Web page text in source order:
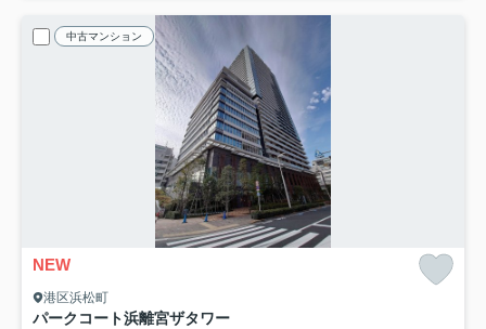
中古マンション
NEW
港区浜松町
パークコート浜離宮ザタワー